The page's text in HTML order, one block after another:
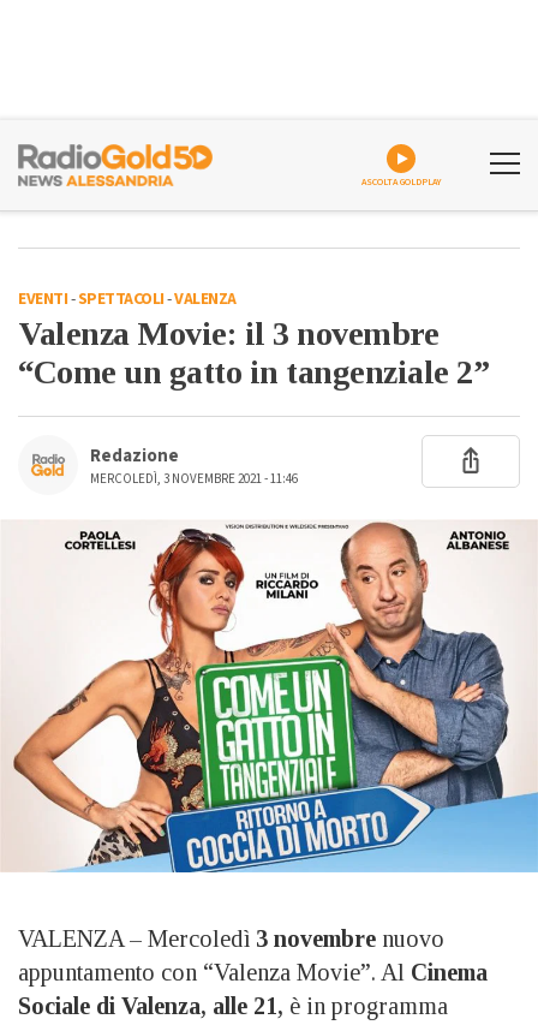
ASCOLTA GOLDPLAY
EVENTI-SPETTACOLI-VALENZA
Valenza Movie: il 3 novembre
“Come un gatto in tangenziale 2”
Redazione
MERCOLEDÌ, 3 NOVEMBRE 2021 - 11:46
VALENZA – Mercoledì 3 novembre nuovo
appuntamento con “Valenza Movie”. Al Cinema
Sociale di Valenza, alle 21, è in programma